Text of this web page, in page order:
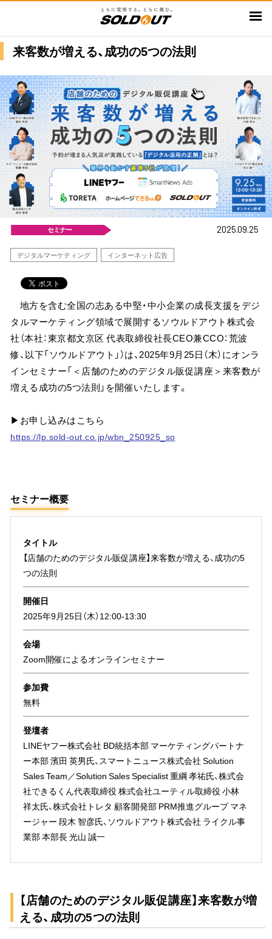
ン
テ
ン
ツ
に
移
動
来客数が増える、成功の5つの法則
セミナー 2025.09.25
デジタルマーケティング インターネット広告
地方を含む全国の志ある中堅・中小企業の成長支援をデジ
タルマーケティング領域で展開するソウルドアウト株式会
社（本社：東京都文京区 代表取締役社長CEO兼CCO：荒波
修、以下「ソウルドアウト」）は、2025年9月25日（木）にオンラ
インセミナー「＜店舗のためのデジタル販促講座＞来客数が
増える成功の5つ法則」を開催いたします。
▶お申し込みはこちら
https://lp.sold-out.co.jp/wbn_250925_so
セミナー概要
タイトル
【店舗のためのデジタル販促講座】来客数が増える、成功の5
つの法則
開催日
2025年9月25日（木）12:00-13:30
会場
Zoom開催によるオンラインセミナー
参加費
無料
登壇者
LINEヤフー株式会社 BD統括本部 マーケティングパートナ
ー本部 濱田 英男氏、スマートニュース株式会社 Solution
Sales Team／Solution Sales Specialist 重綱 孝祐氏、株式会
社できるくん代表取締役 株式会社ユーティル取締役 小林
祥太氏、株式会社トレタ 顧客開発部 PRM推進グループ マネ
ージャー 段木 智彦氏、ソウルドアウト株式会社 ライクル事
業部 本部長 光山 誠一
【店舗のためのデジタル販促講座】来客数が増
える、成功の5つの法則